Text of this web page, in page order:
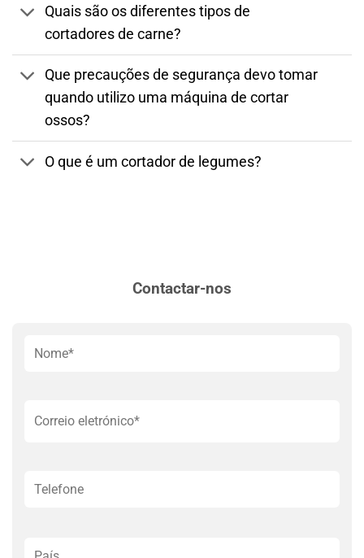
Quais são os diferentes tipos de
cortadores de carne?
Que precauções de segurança devo tomar
quando utilizo uma máquina de cortar
ossos?
O que é um cortador de legumes?
Contactar-nos